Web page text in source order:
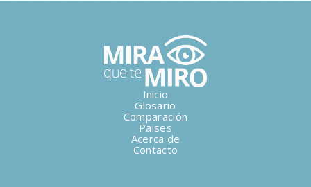
Inicio
Glosario
Comparación
Paises
Acerca de
Contacto